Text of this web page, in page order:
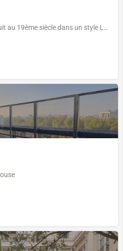
Le Château de Rajat, construit au 19ème siècle dans un style Louis XV et niché dans un écrin de verdure de 20…